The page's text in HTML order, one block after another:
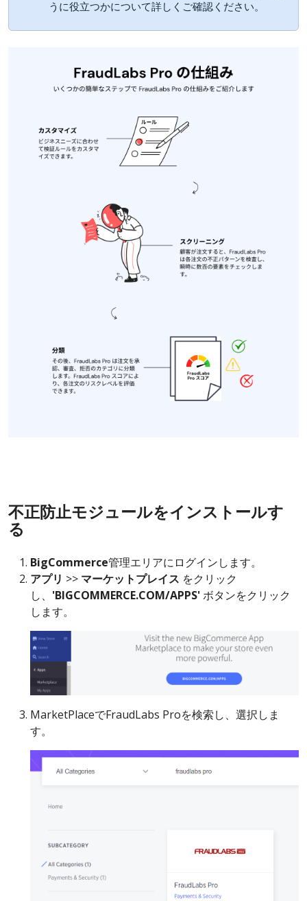
うに役立つかについて詳しくご確認ください。
不正防止モジュールをインストールす
る
BigCommerce管理エリアにログインします。
アプリ >> マーケットプレイス をクリック
し、 'BIGCOMMERCE.COM/APPS'ボタンをクリック
します。
MarketPlaceでFraudLabs Proを検索し、選択しま
す。